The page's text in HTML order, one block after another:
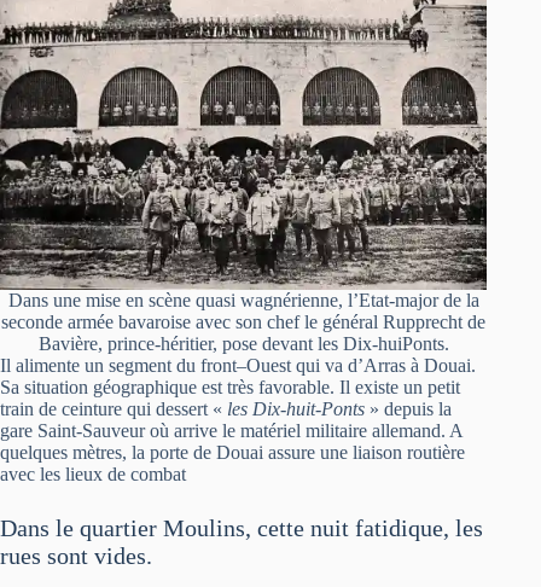
Dans une mise en scène quasi wagnérienne, l’Etat-major de la
seconde armée bavaroise avec son chef le général Rupprecht de
Bavière, prince-héritier, pose devant les Dix-huiPonts.
Il alimente un segment du front–Ouest qui va d’Arras à Douai.
Sa situation géographique est très favorable. Il existe un petit
train de ceinture qui dessert « les Dix-huit-Ponts » depuis la
gare Saint-Sauveur où arrive le matériel militaire allemand. A
quelques mètres, la porte de Douai assure une liaison routière
avec les lieux de combat
Dans le quartier Moulins, cette nuit fatidique, les
rues sont vides.